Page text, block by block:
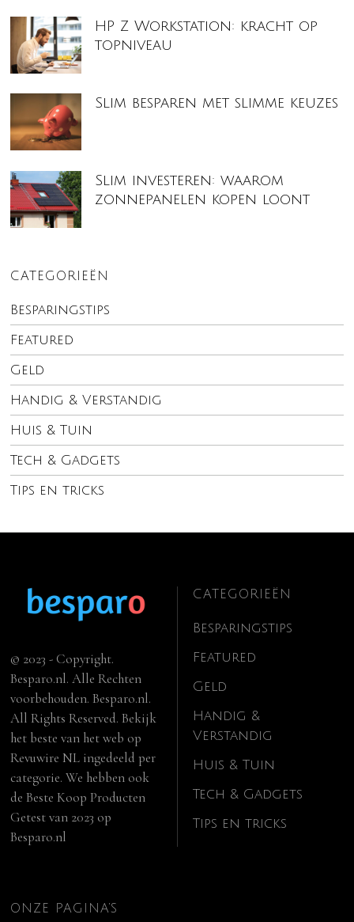
HP Z Workstation: kracht op
topniveau
Slim besparen met slimme keuzes
Slim investeren: waarom
zonnepanelen kopen loont
CATEGORIEËN
Besparingstips
Featured
Geld
Handig & Verstandig
Huis & Tuin
Tech & Gadgets
Tips en tricks
© 2023 - Copyright.
Besparo.nl. Alle Rechten
voorbehouden. Besparo.nl.
All Rights Reserved. Bekijk
het beste van het web op
Revuwire NL ingedeeld per
categorie. We hebben ook
deBeste Koop Producten
Getest van 2023 op
Besparo.nl
CATEGORIEËN
Besparingstips
Featured
Geld
Handig &
Verstandig
Huis & Tuin
Tech & Gadgets
Tips en tricks
ONZE PAGINA’S